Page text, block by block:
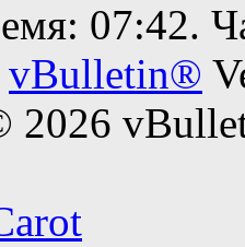
07:42.
vBulletin®
2026